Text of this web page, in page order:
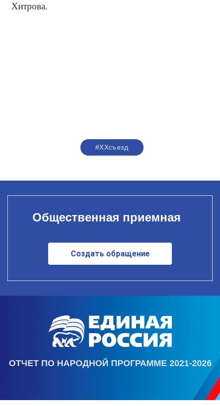
Хитрова.
#ХХсъезд
Общественная приемная
Создать обращение
ОТЧЕТ ПО НАРОДНОЙ ПРОГРАММЕ 2021-2026